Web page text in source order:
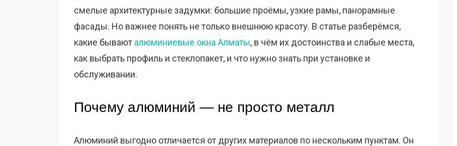
смелые архитектурные задумки: большие проёмы, узкие рамы, панорамные
фасады. Но важнее понять не только внешнюю красоту. В статье разберёмся,
какие бывают алюминиевые окна Алматы, в чём их достоинства и слабые места,
как выбрать профиль и стеклопакет, и что нужно знать при установке и
обслуживании.
Почему алюминий — не просто металл
Алюминий выгодно отличается от других материалов по нескольким пунктам. Он